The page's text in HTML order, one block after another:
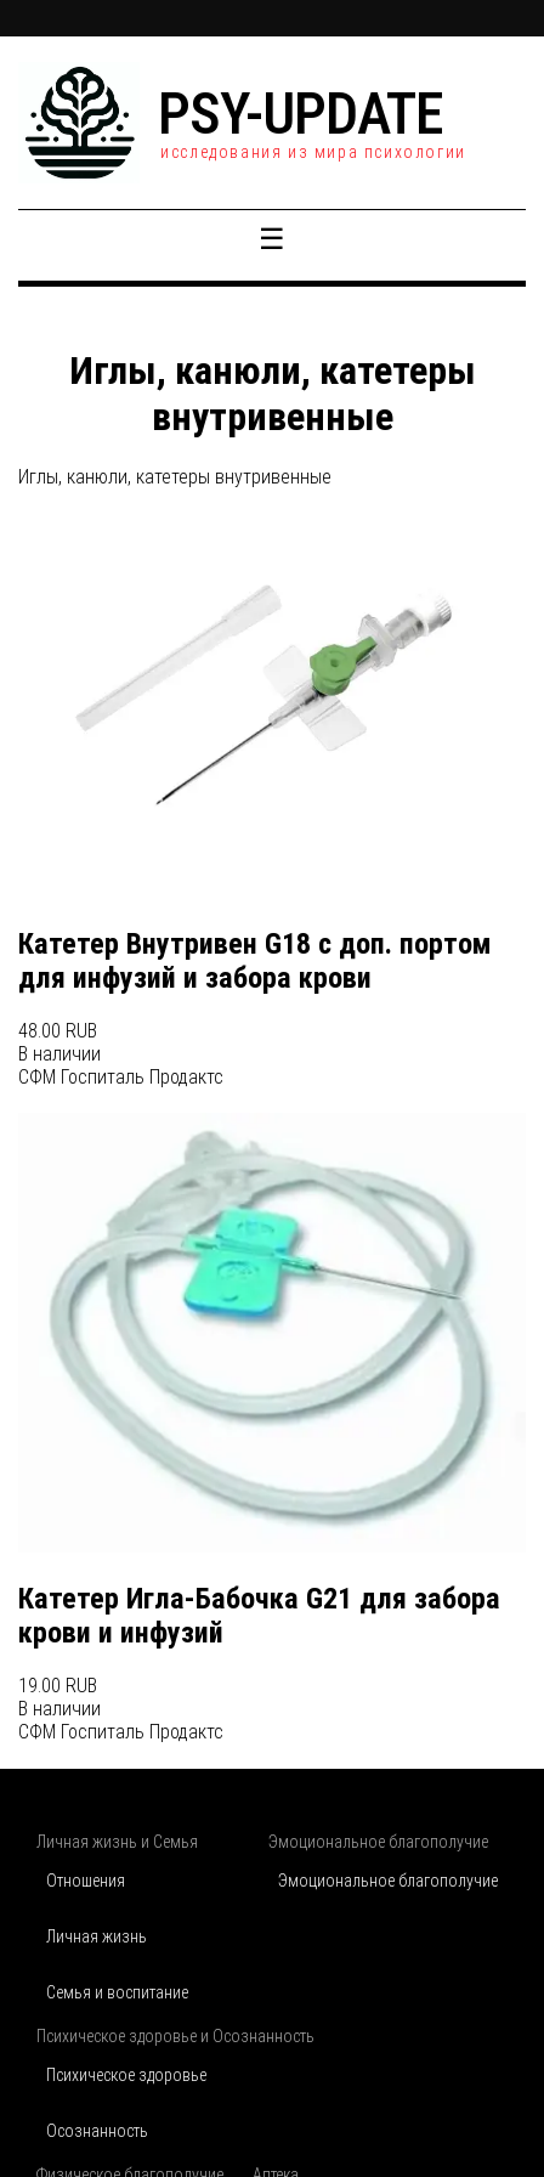
PSY-UPDATE
исследования из мира психологии
☰
Иглы, канюли, катетеры
внутривенные
Иглы, канюли, катетеры внутривенные
Катетер Внутривен G18 с доп. портом
для инфузий и забора крови
48.00 RUB
В наличии
СФМ Госпиталь Продактс
Катетер Игла-Бабочка G21 для забора
крови и инфузий
19.00 RUB
В наличии
СФМ Госпиталь Продактс
Личная жизнь и Семья
Отношения
Личная жизнь
Семья и воспитание
Эмоциональное благополучие
Эмоциональное благополучие
Психическое здоровье и Осознанность
Психическое здоровье
Осознанность